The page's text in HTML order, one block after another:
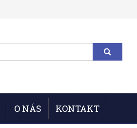
O NÁS KONTAKT